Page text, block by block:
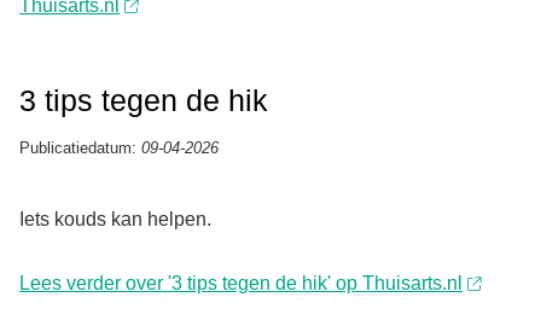
Thuisarts.nl
3 tips tegen de hik
Publicatiedatum: 09-04-2026
Iets kouds kan helpen.
Lees verder over '3 tips tegen de hik' op Thuisarts.nl